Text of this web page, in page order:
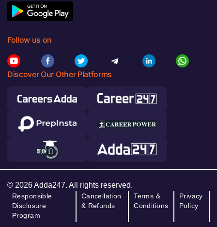
Follow us on
Discover Our Other Platforms
© 2026 Adda247. All rights reserved.
Responsible
Disclosure
Program
Cancellation
& Refunds
Terms &
Conditions
Privacy
Policy